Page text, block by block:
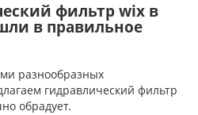
фильтр wix в
в правильное
разнообразных
гидравлический фильтр
обрадует.